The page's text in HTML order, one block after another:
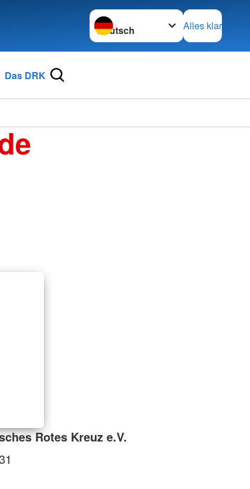
Sprache wechseln zu
Alles klar
Das DRK
Rotes Kreuz e.V.